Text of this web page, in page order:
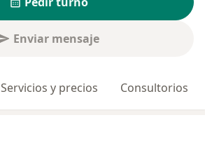
Enviar mensaje
Servicios y precios Consultorios